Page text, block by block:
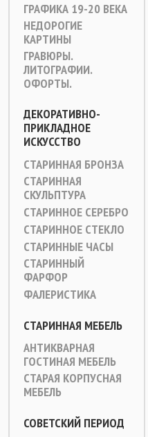
ГРАФИКА 19-20 ВЕКА
НЕДОРОГИЕ
КАРТИНЫ
ГРАВЮРЫ.
ЛИТОГРАФИИ.
ОФОРТЫ.
ДЕКОРАТИВНО-
ПРИКЛАДНОЕ
ИСКУССТВО
СТАРИННАЯ БРОНЗА
СТАРИННАЯ
СКУЛЬПТУРА
СТАРИННОЕ СЕРЕБРО
СТАРИННОЕ СТЕКЛО
СТАРИННЫЕ ЧАСЫ
СТАРИННЫЙ
ФАРФОР
ФАЛЕРИСТИКА
СТАРИННАЯ МЕБЕЛЬ
АНТИКВАРНАЯ
ГОСТИНАЯ МЕБЕЛЬ
СТАРАЯ КОРПУСНАЯ
МЕБЕЛЬ
СОВЕТСКИЙ ПЕРИОД